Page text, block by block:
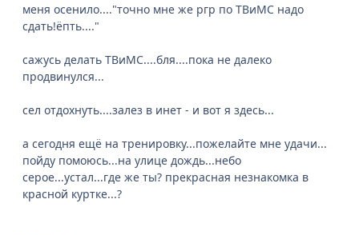
меня осенило...."точно мне же ргр по ТВиМС надо
сдать!ёпть...."
сажусь делать ТВиМС....бля....пока не далеко
продвинулся...
сел отдохнуть....залез в инет - и вот я здесь...
а сегодня ещё на тренировку...пожелайте мне удачи...
пойду помоюсь...на улице дождь...небо
серое...устал...где же ты? прекрасная незнакомка в
красной куртке...?